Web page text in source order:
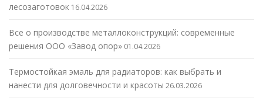
лесозаготовок 16.04.2026
Все о производстве металлоконструкций: современные
решения ООО «Завод опор» 01.04.2026
Термостойкая эмаль для радиаторов: как выбрать и
нанести для долговечности и красоты 26.03.2026